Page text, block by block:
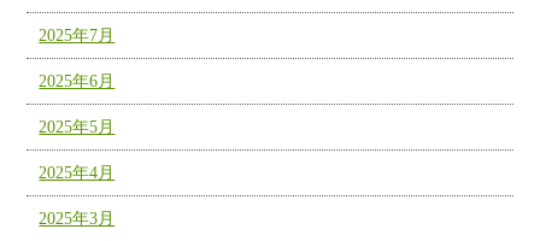
2025年7月
2025年6月
2025年5月
2025年4月
2025年3月